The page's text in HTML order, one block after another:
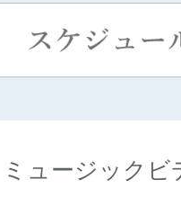
ミュージックビ